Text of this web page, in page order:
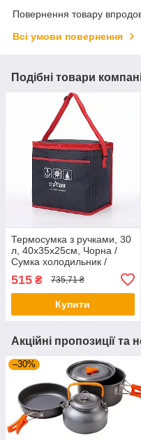
Повернення товару
Всі умови повернення
Подібні товари
Термосумка з ручками, 30
л, 40х35х25см, Чорна /
Сумка холодильник /
Холодильник для пікніка
515 ₴ 735,71 ₴
Купити
Акційні пропозиції та
–30%